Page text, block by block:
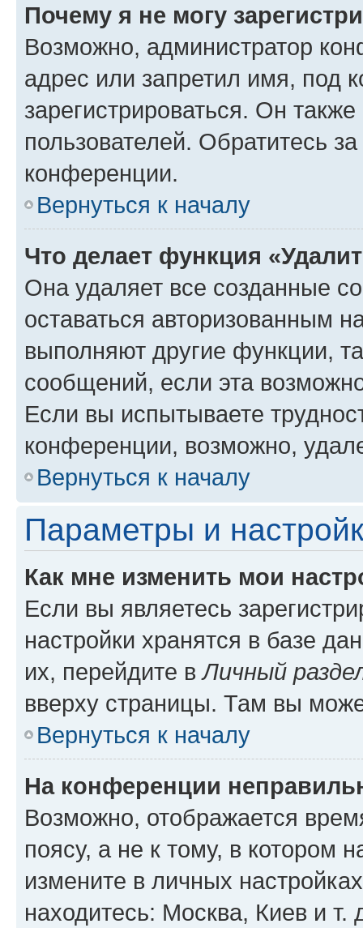
Почему я не могу
Возможно, администратор
адрес или запретил имя, под
зарегистрироваться. Он
пользователей. Обратитесь
конференции.
Вернуться к началу
Что делает функция
Она удаляет все созданные
оставаться авторизованным
выполняют другие функции,
сообщений, если эта
Если вы испытываете
конференции, возможно,
Вернуться к началу
Параметры и
Как мне изменить мои
Если вы являетесь
настройки хранятся в базе
их, перейдите вЛичный
вверху страницы. Там вы
Вернуться к началу
На конференции
Возможно, отображается
поясу, а не к тому, в котором
измените в личных
находитесь: Москва, Киев и т.